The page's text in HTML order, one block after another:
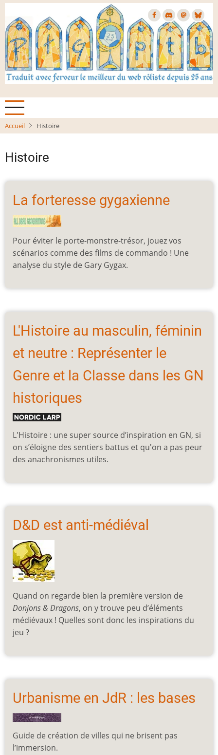
Aller
contenu
principal
Accueil Histoire
Histoire
La forteresse gygaxienne
Pour éviter le porte-monstre-trésor, jouez vos
scénarios comme des films de commando ! Une
analyse du style de Gary Gygax.
L'Histoire au masculin, féminin
et neutre : Représenter le
Genre et la Classe dans les GN
historiques
L'Histoire : une super source d’inspiration en GN, si
on s’éloigne des sentiers battus et qu'on a pas peur
des anachronismes utiles.
D&D est anti-médiéval
Quand on regarde bien la première version de
Donjons & Dragons, on y trouve peu d’éléments
médiévaux ! Quelles sont donc les inspirations du
jeu ?
Urbanisme en JdR : les bases
Guide de création de villes qui ne brisent pas
l’immersion.